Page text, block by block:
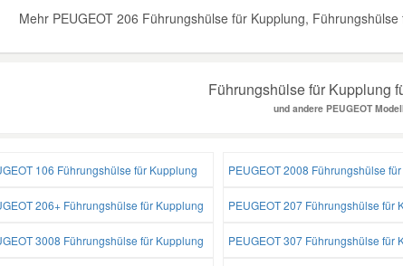
Mehr PEUGEOT 206 Führungshülse für Kupplung,
Führungshülse für Kupplung
und andere PEUGEOT
106 Führungshülse für Kupplung PEUGEOT 2008 Führungshülse
206+ Führungshülse für Kupplung PEUGEOT 207 Führungshülse für
3008 Führungshülse für Kupplung PEUGEOT 307 Führungshülse für